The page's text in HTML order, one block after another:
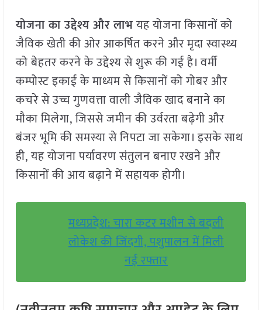
योजना का उद्देश्य और लाभयह योजना किसानों को
जैविक खेती की ओर आकर्षित करने और मृदा स्वास्थ्य
को बेहतर करने के उद्देश्य से शुरू की गई है। वर्मी
कम्पोस्ट इकाई के माध्यम से किसानों को गोबर और
कचरे से उच्च गुणवत्ता वाली जैविक खाद बनाने का
मौका मिलेगा, जिससे जमीन की उर्वरता बढ़ेगी और
बंजर भूमि की समस्या से निपटा जा सकेगा। इसके साथ
ही, यह योजना पर्यावरण संतुलन बनाए रखने और
किसानों की आय बढ़ाने में सहायक होगी।
मध्यप्रदेश: चारा कटर मशीन से बदली
लोकेश की जिंदगी, पशुपालन में मिली
नई रफ्तार